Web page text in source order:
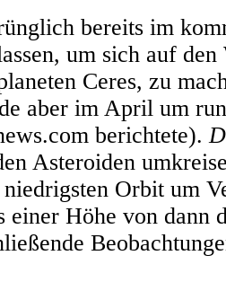
bereits im
um sich auf den
Ceres, zu
aber im April um
berichtete).
Asteroiden
Orbit um
einer Höhe von dann